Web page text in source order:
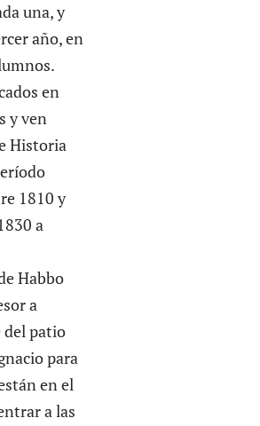
una, y
año, en
en
y ven
Historia
1810 y
a
Habbo
a
del patio
para
en el
a las